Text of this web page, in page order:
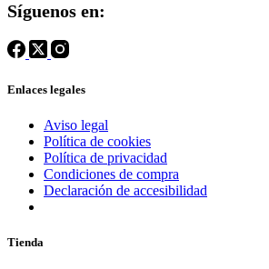
Síguenos en:
Enlaces legales
Aviso legal
Política de cookies
Política de privacidad
Condiciones de compra
Declaración de accesibilidad
Tienda